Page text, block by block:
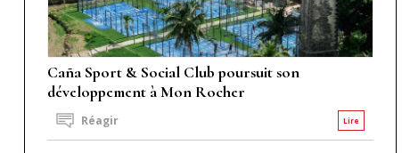
Caña Sport & Social Club poursuit son
développement à Mon Rocher
Lire
Réagir